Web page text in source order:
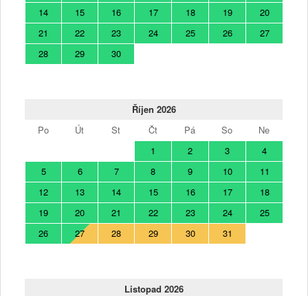
14
15 16 17 18 19
20
21
22 23 24 25 26
27
28
29 30
Říjen 2026
Po
Út St Čt Pá So
Ne
1
2 3
4
5
6 7 8 9 10
11
12
13 14 15 16 17
18
19
20 21 22 23 24
25
26
27 28 29 30 31
Listopad 2026